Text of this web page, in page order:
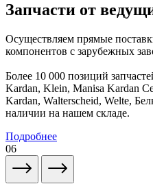
Запчасти от
Осуществляем прямые
компонентов с зарубежных
Более 10 000 позиций
Kardan, Klein, Manisa Kardan
Kardan, Walterscheid, Welte,
наличии на нашем складе.
Подробнее
06